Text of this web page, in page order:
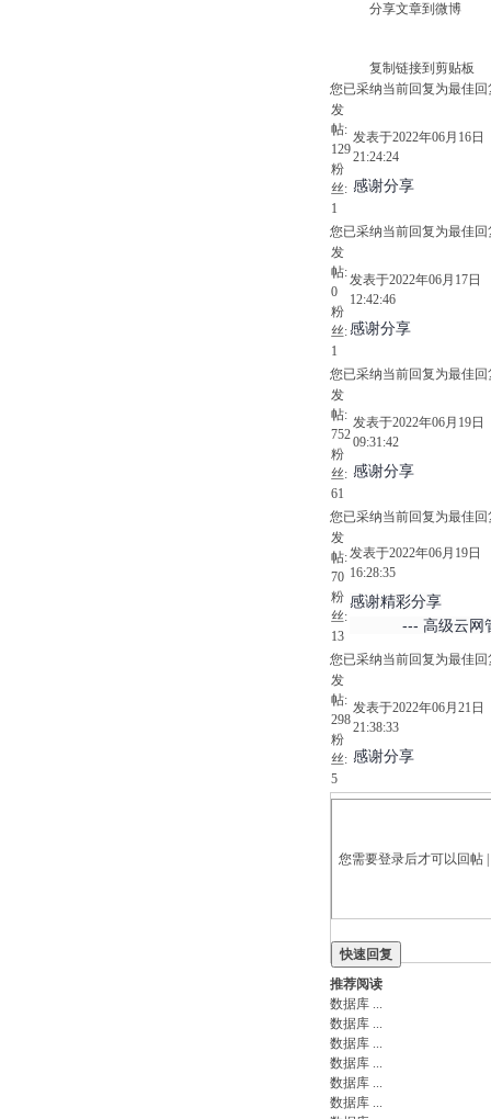
分享文章到微博
复制链接到剪贴板
您已采纳当前回复为最佳回
发
帖:
129
粉
丝:
1
发表于2022年06月16日
21:24:24
感谢分享
您已采纳当前回复为最佳回
发
帖:
0
粉
丝:
1
发表于2022年06月17日
12:42:46
感谢分享
您已采纳当前回复为最佳回
发
帖:
752
粉
丝:
61
发表于2022年06月19日
09:31:42
感谢分享
您已采纳当前回复为最佳回
发
帖:
70
粉
丝:
13
发表于2022年06月19日
16:28:35
感谢精彩分享
--- 高级云网
您已采纳当前回复为最佳回
发
帖:
298
粉
丝:
5
发表于2022年06月21日
21:38:33
感谢分享
您需要登录后才可以回帖 |
快速回复
推荐阅读
数据库 ...
数据库 ...
数据库 ...
数据库 ...
数据库 ...
数据库 ...